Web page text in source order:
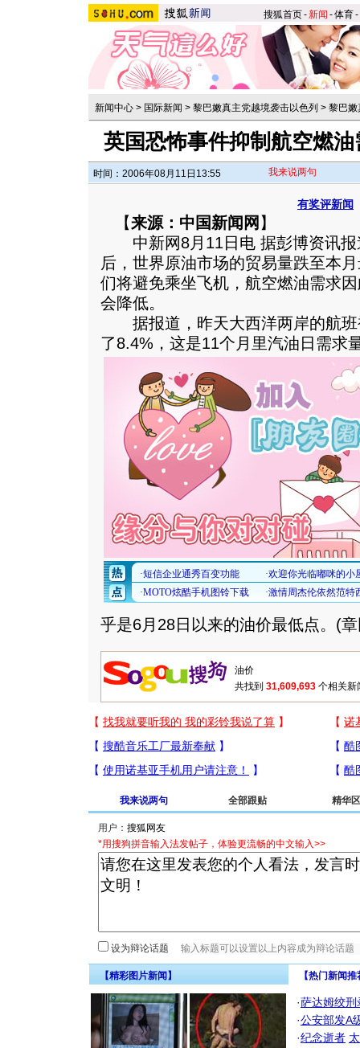
搜狐首页-新闻 -体育-
新闻中心 > 国际新闻 > 黎巴嫩真主党越境袭击以色列 > 黎巴嫩
英国恐怖事件抑制航空燃
时间：2006年08月11日13:55 我来说两句
有奖评新闻
【来源：中国新闻网 】
中新网8月11日电 据彭博资讯报
后，世界原油市场的贸易量跌至本
们将避免乘坐飞机，航空燃油需求
会降低。
据报道，昨天大西洋两岸的航班
了8.4%，这是11个月里汽油日需求
乎是6月28日以来的油价最低点。(
共找到 31,609,693 个相关新
我来说两句 全部跟贴 精华区
用户：
*用搜狗拼音输入法发帖子，体验更流畅的中文输入>>
设为辩论话题
【精彩图片新闻】 【热门新闻
·萨达姆绞刑
·公安部发A
·纪念逝者